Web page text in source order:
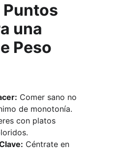
Puntos
una
Peso
Comer sano no
de monotonía.
con platos
Céntrate en